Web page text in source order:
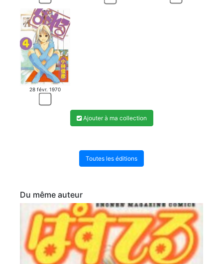
28 févr. 1970
Ajouter à ma collection
Toutes les éditions
Du même auteur